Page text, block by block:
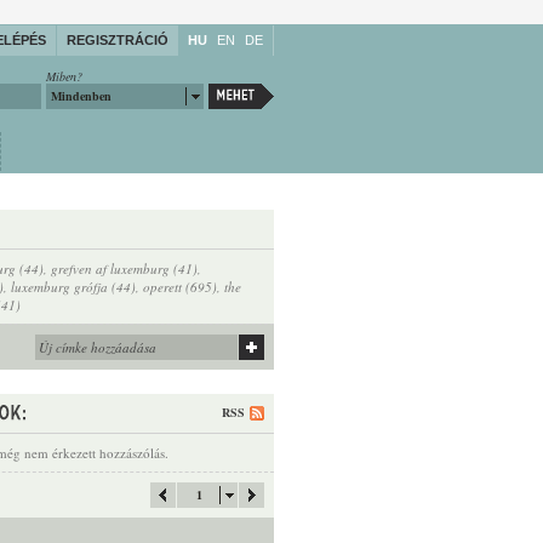
REGISZTRÁCIÓ HU EN DE
Miben?
Mindenben
(44), grefven af luxemburg (41),
, luxemburg grófja (44), operett (695), the
RSS
nem érkezett hozzászólás.
1